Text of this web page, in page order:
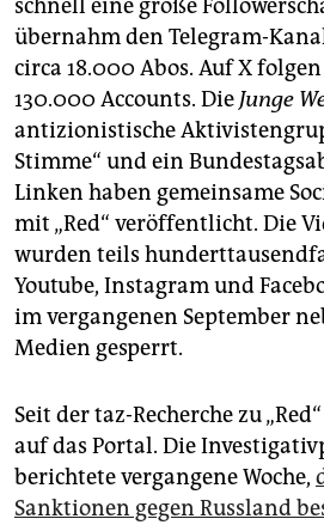
schnell eine große
übernahm den Telegram-
circa 18.000 Abos. Auf X
130.000 Accounts. DieJunge
antizionistische
Stimme“ und ein
Linken haben gemeinsame
mit „Red“ veröffentlicht. Die
wurden teils
Youtube, Instagram und
im vergangenen September
Medien gesperrt.
Seit der taz-Recherche zu
auf das Portal. Die
berichtete vergangene Woche,
Sanktionen gegen Russland